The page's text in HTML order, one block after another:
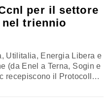
per il settore
triennio
Utilitalia, Energia Libera e
(da Enel a Terna, Sogin e
recepiscono il Protocollo